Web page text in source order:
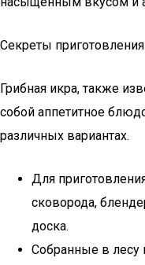
Секреты
Грибная икра, также
собой аппетитное
различных вариантах.
Для
сковорода,
доска.
Собранные в лесу